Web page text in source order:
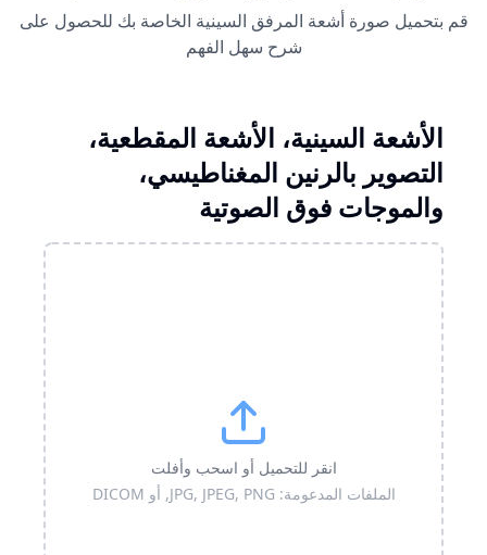
قم بتحميل صورة أشعة المرفق السينية الخاصة بك للحصول على
شرح سهل الفهم
الأشعة السينية، الأشعة المقطعية،
التصوير بالرنين المغناطيسي،
والموجات فوق الصوتية
انقر للتحميل أو اسحب وأفلت
الملفات المدعومة: JPG, JPEG, PNG, أو DICOM